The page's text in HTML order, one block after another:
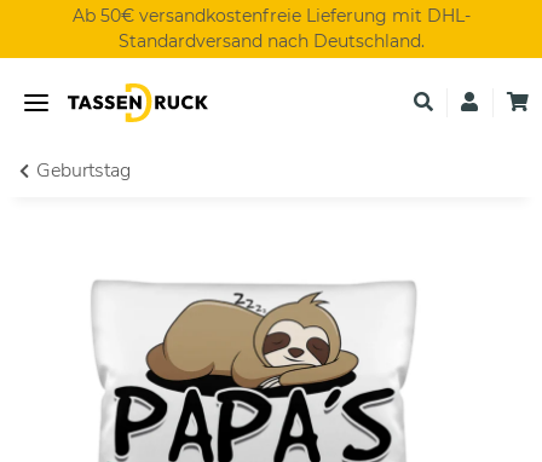
Ab 50€ versandkostenfreie Lieferung mit DHL-
Standardversand nach Deutschland.
Geburtstag